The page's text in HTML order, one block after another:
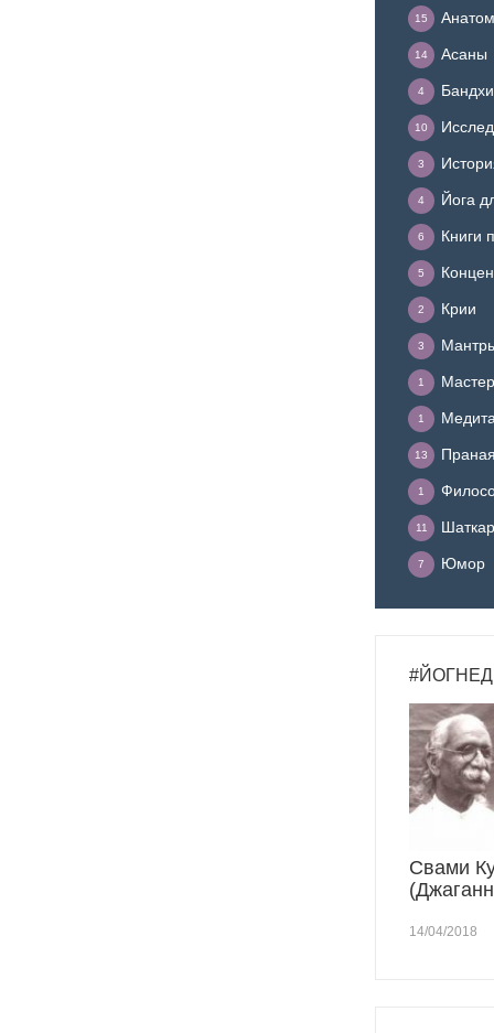
15
Асаны
14
Бандхи
4
10
3
Йога
4
Книги
6
5
Крии
2
3
1
1
13
1
11
Юмор
7
Свами
14/04/2018